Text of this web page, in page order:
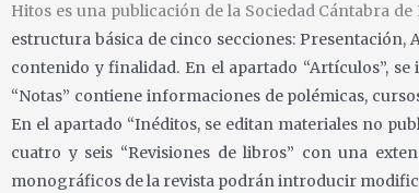
Hitos es una publicación de la Sociedad Cántabra
estructura básica de cinco secciones: Presentación,
contenido y finalidad. En el apartado “Artículos”, se
“Notas” contiene informaciones de polémicas,
En el apartado “Inéditos, se editan materiales no
cuatro y seis “Revisiones delibros” con una
monográficos de la revista podrán introducir